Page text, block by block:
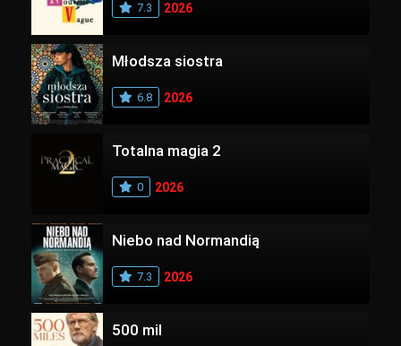
7.3 2026
Młodsza siostra
6.8 2026
Totalna magia 2
0 2026
Niebo nad Normandią
7.3 2026
500 mil